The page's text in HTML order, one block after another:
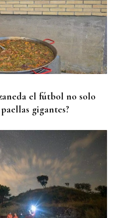
el fútbol no solo
gigantes?